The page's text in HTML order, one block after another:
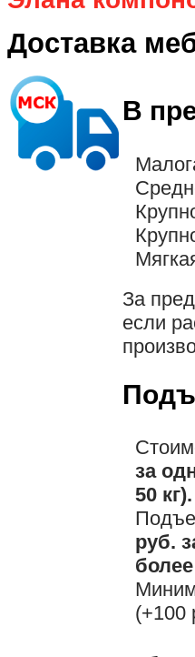
Доставка
В
За
если
за
50 кг).
руб.
более
(+100